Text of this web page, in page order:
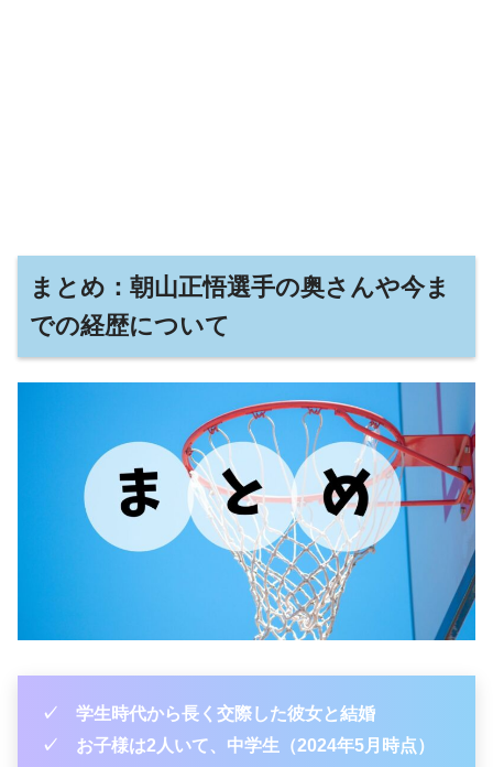
まとめ：朝山正悟選手の奥さんや今ま
での経歴について
✓ 学生時代から長く交際した彼女と結婚
✓ お子様は2人いて、中学生（2024年5月時点）